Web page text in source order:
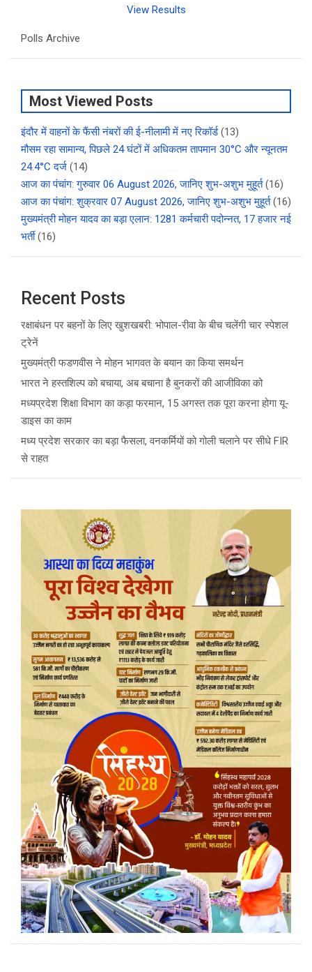
View Results
Polls Archive
Most Viewed Posts
इंदौर में वाहनों के फैंसी नंबरों की ई-नीलामी में नए रिकॉर्ड (13)
मौसम रहा सामान्य, पिछले 24 घंटों में अधिकतम तापमान 30°C और न्यूनतम
24.4°C दर्ज (14)
आज का पंचांग: गुरुवार 06 August 2026, जानिए शुभ-अशुभ मुहूर्त (16)
आज का पंचांग: शुक्रवार 07 August 2026, जानिए शुभ-अशुभ मुहूर्त (16)
मुख्यमंत्री मोहन यादव का बड़ा एलान: 1281 कर्मचारी पदोन्नत, 17 हजार नई
भर्ती (16)
Recent Posts
रक्षाबंधन पर बहनों के लिए खुशखबरी: भोपाल-रीवा के बीच चलेंगी चार स्पेशल
ट्रेनें
मुख्यमंत्री फडणवीस ने मोहन भागवत के बयान का किया समर्थन
भारत ने हस्तशिल्प को बचाया, अब बचाना है बुनकरों की आजीविका को
मध्यप्रदेश शिक्षा विभाग का कड़ा फरमान, 15 अगस्त तक पूरा करना होगा यू-
डाइस का काम
मध्य प्रदेश सरकार का बड़ा फैसला, वनकर्मियों को गोली चलाने पर सीधे FIR
से राहत